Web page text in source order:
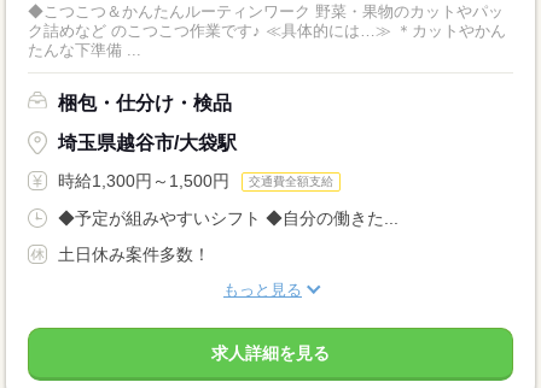
◆こつこつ＆かんたんルーティンワーク 野菜・果物のカットやパッ
ク詰めなど のこつこつ作業です♪ ≪具体的には…≫ ＊カットやかん
たんな下準備 ...
梱包・仕分け・検品
埼玉県越谷市/大袋駅
時給1,300円～1,500円 交通費全額支給
◆予定が組みやすいシフト ◆自分の働きた...
土日休み案件多数！
もっと見る
求人詳細を見る